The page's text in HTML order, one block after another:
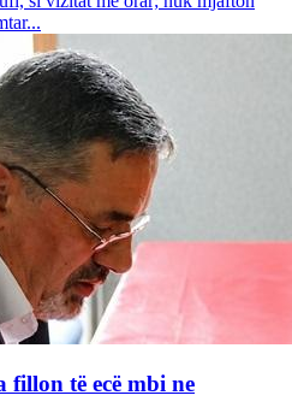
të ecë mbi ne